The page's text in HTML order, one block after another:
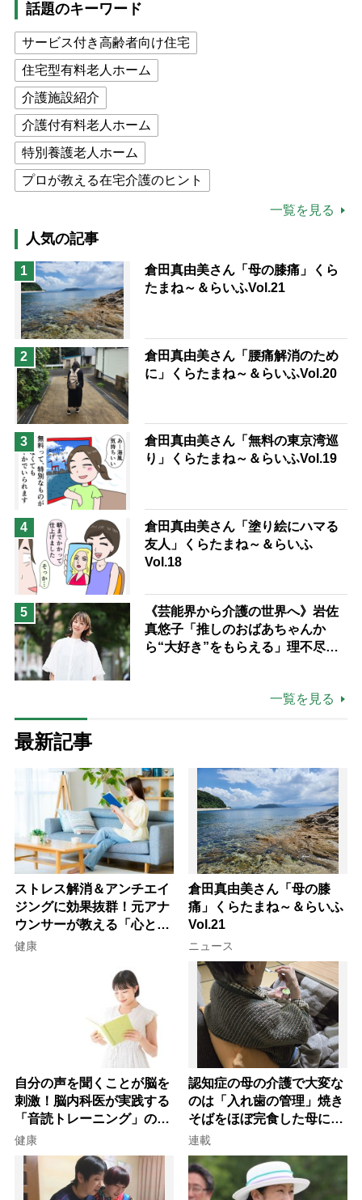
話題のキーワード
サービス付き高齢者向け住宅
住宅型有料老人ホーム
介護施設紹介
介護付有料老人ホーム
特別養護老人ホーム
プロが教える在宅介護のヒント
高木ブー
ケアマネジャー
猫が母になつきません
息子の遠距離介護サバイバル術
兄がボケました
予防法
一覧を見る
人気の記事
1
倉田真由美さん「母の膝痛」くら
たまね～＆らいふVol.21
2
倉田真由美さん「腰痛解消のため
に」くらたまね～＆らいふVol.20
3
倉田真由美さん「無料の東京湾巡
り」くらたまね～＆らいふVol.19
4
倉田真由美さん「塗り絵にハマる
友人」くらたまね～＆らいふ
Vol.18
5
《芸能界から介護の世界へ》岩佐
真悠子「推しのおばあちゃんか
ら“大好き”をもらえる」理不尽さ
一覧を見る
最新記事
ストレス解消＆アンチエイ
ジングに効果抜群！元アナ
ウンサーが教える「心と体
を元気にする音読の習慣」
健康
倉田真由美さん「母の膝
痛」くらたまね～＆らいふ
Vol.21
ニュース
自分の声を聞くことが脳を
刺激！脳内科医が実践する
「音読トレーニング」の極
意
健康
認知症の母の介護で大変な
のは「入れ歯の管理」焼き
そばをほぼ完食した母に息
子が血の気が引いた理由
連載